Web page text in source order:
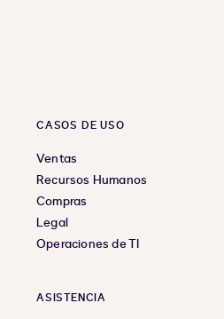
CASOS DE USO
Ventas
Recursos Humanos
Compras
Legal
Operaciones de TI
ASISTENCIA